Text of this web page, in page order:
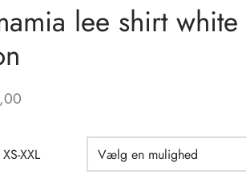
lee shirt white
XXL